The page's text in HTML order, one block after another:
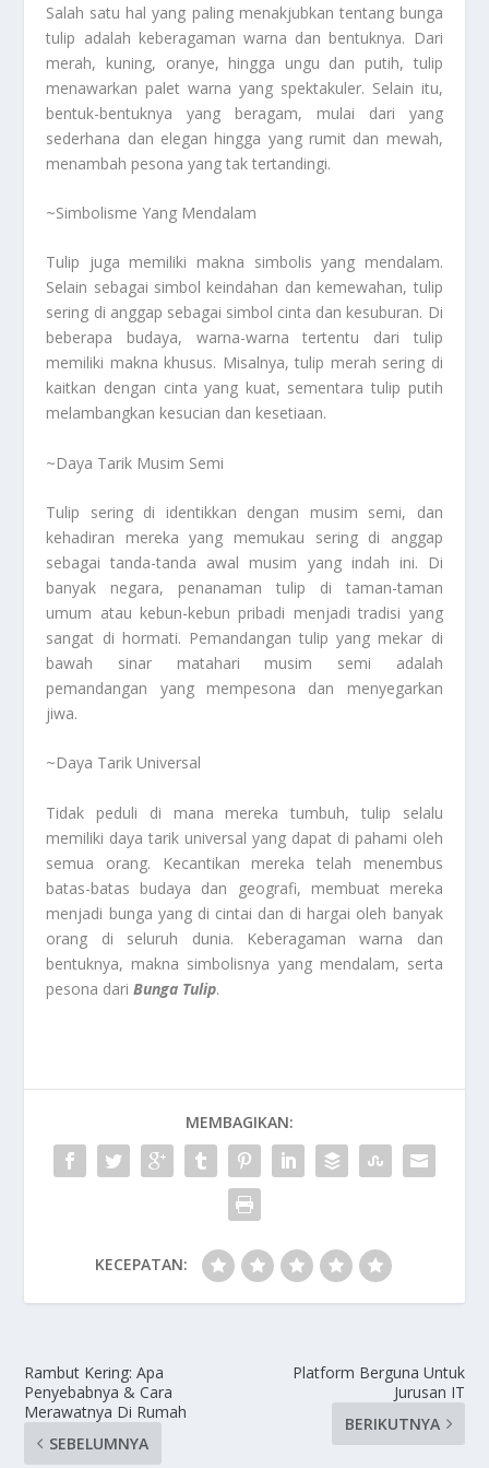
Salah satu hal yang paling menakjubkan tentang bunga
tulip adalah keberagaman warna dan bentuknya. Dari
merah, kuning, oranye, hingga ungu dan putih, tulip
menawarkan palet warna yang spektakuler. Selain itu,
bentuk-bentuknya yang beragam, mulai dari yang
sederhana dan elegan hingga yang rumit dan mewah,
menambah pesona yang tak tertandingi.
~Simbolisme Yang Mendalam
Tulip juga memiliki makna simbolis yang mendalam.
Selain sebagai simbol keindahan dan kemewahan, tulip
sering di anggap sebagai simbol cinta dan kesuburan. Di
beberapa budaya, warna-warna tertentu dari tulip
memiliki makna khusus. Misalnya, tulip merah sering di
kaitkan dengan cinta yang kuat, sementara tulip putih
melambangkan kesucian dan kesetiaan.
~Daya Tarik Musim Semi
Tulip sering di identikkan dengan musim semi, dan
kehadiran mereka yang memukau sering di anggap
sebagai tanda-tanda awal musim yang indah ini. Di
banyak negara, penanaman tulip di taman-taman
umum atau kebun-kebun pribadi menjadi tradisi yang
sangat di hormati. Pemandangan tulip yang mekar di
bawah sinar matahari musim semi adalah
pemandangan yang mempesona dan menyegarkan
jiwa.
~Daya Tarik Universal
Tidak peduli di mana mereka tumbuh, tulip selalu
memiliki daya tarik universal yang dapat di pahami oleh
semua orang. Kecantikan mereka telah menembus
batas-batas budaya dan geografi, membuat mereka
menjadi bunga yang di cintai dan di hargai oleh banyak
orang di seluruh dunia. Keberagaman warna dan
bentuknya, makna simbolisnya yang mendalam, serta
pesona dariBunga Tulip.
MEMBAGIKAN:
KECEPATAN:
Rambut Kering: Apa
Penyebabnya & Cara
Merawatnya Di Rumah
SEBELUMNYA
Platform Berguna Untuk
Jurusan IT
BERIKUTNYA